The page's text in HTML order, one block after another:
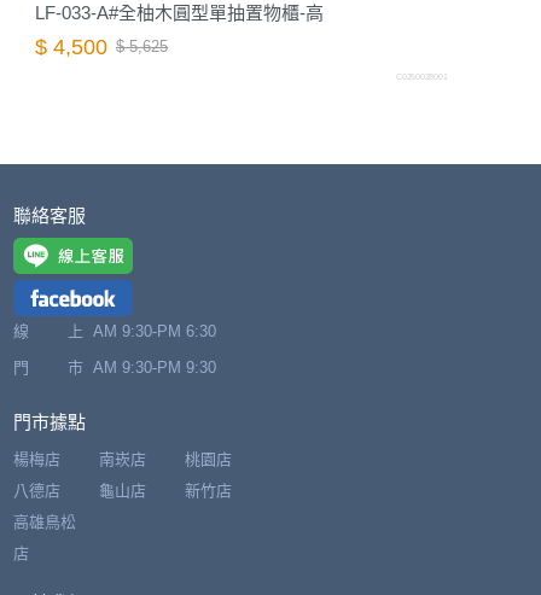
LF-033-A#全柚木圓型單抽置物櫃-高
$ 4,500 $ 5,625
C0250028001
聯絡客服
線 上 AM 9:30-PM 6:30
門 市 AM 9:30-PM 9:30
門市據點
楊梅店
八德店
南崁店
龜山店
桃園店
新竹店
高雄鳥松
店